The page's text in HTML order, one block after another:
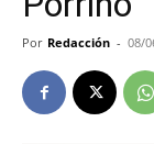
Por Redacción - 08/